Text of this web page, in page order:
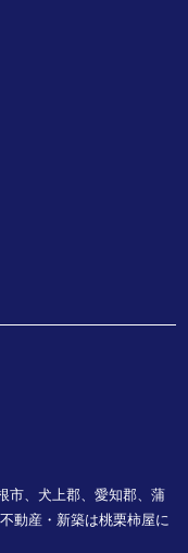
市、犬上郡、愛知郡、蒲
動産・新築は桃栗柿屋に